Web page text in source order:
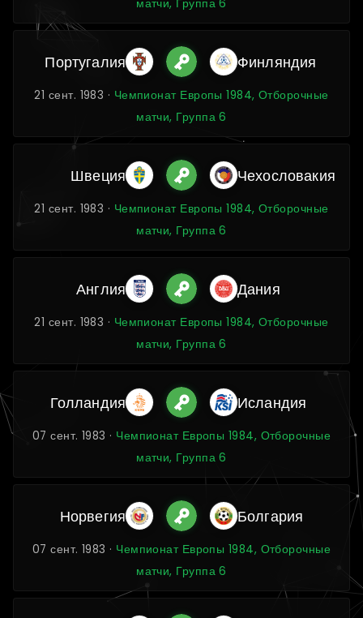
матчи, Группа 6
Португалия Финляндия
21 сент. 1983 · Чемпионат Европы 1984, Отборочные
матчи, Группа 6
Швеция Чехословакия
21 сент. 1983 · Чемпионат Европы 1984, Отборочные
матчи, Группа 6
Англия Дания
21 сент. 1983 · Чемпионат Европы 1984, Отборочные
матчи, Группа 6
Голландия Исландия
07 сент. 1983 · Чемпионат Европы 1984, Отборочные
матчи, Группа 6
Норвегия Болгария
07 сент. 1983 · Чемпионат Европы 1984, Отборочные
матчи, Группа 6